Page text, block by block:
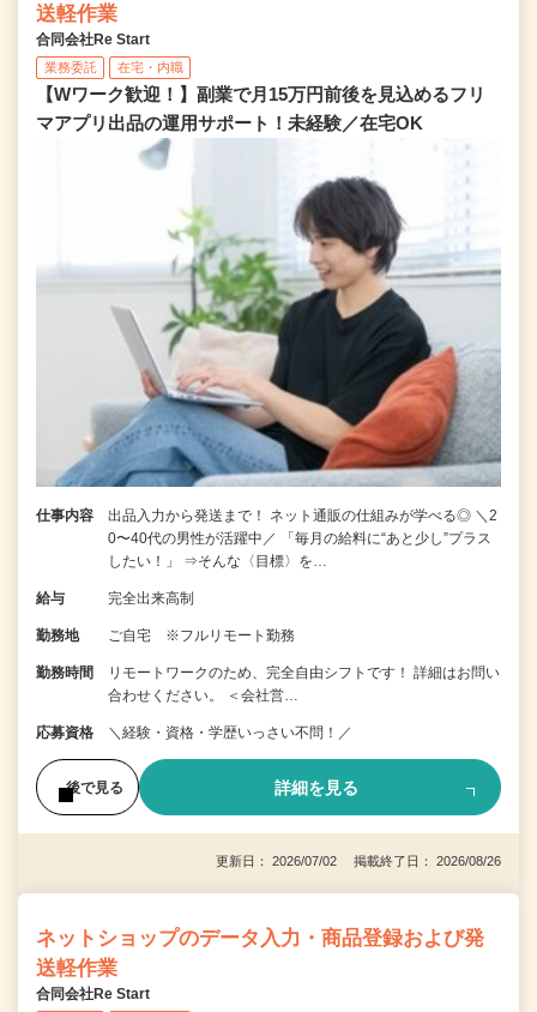
送軽作業
合同会社Re Start
業務委託 在宅・内職
【Wワーク歓迎！】副業で月15万円前後を見込めるフリ
マアプリ出品の運用サポート！未経験／在宅OK
仕事内容
出品入力から発送まで！ ネット通販の仕組みが学べる◎ ＼2
0〜40代の男性が活躍中／ 「毎月の給料に“あと少し”プラス
したい！」 ⇒そんな〈目標〉を…
給与 完全出来高制
勤務地 ご自宅 ※フルリモート勤務
勤務時間
リモートワークのため、完全自由シフトです！ 詳細はお問い
合わせください。 ＜会社営…
応募資格 ＼経験・資格・学歴いっさい不問！／
後で見る 詳細を見る
更新日： 2026/07/02 掲載終了日： 2026/08/26
ネットショップのデータ入力・商品登録および発
送軽作業
合同会社Re Start